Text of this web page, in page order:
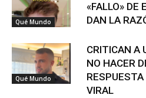
Qué Mundo
«FALLO» DE
DAN LA
Qué Mundo
CRITICAN A
NO HACER
RESPUESTA
VIRAL